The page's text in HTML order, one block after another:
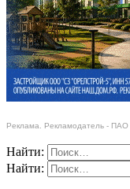
Реклама. Рекламодатель - ПАО
Найти:
Найти: